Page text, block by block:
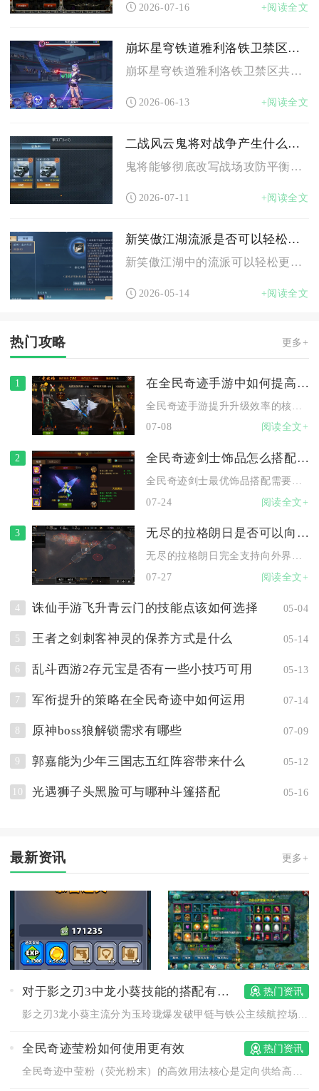
2026-07-16 +阅读全文
崩坏星穹铁道雅利洛铁卫禁区宝箱位置
崩坏星穹铁道雅利洛铁卫禁区共有11个宝箱，包含9个普通宝箱与...
2026-06-13 +阅读全文
二战风云鬼将对战争产生什么影响
鬼将能够彻底改写战场攻防平衡，重塑全阶段战争节奏，同时改变资...
2026-07-11 +阅读全文
新笑傲江湖流派是否可以轻松更换
新笑傲江湖中的流派可以轻松更换，门槛低、操作便捷，仅需满足等...
2026-05-14 +阅读全文
热门攻略 更多+
1 在全民奇迹手游中如何提高升级的效率
07-08
阅读全文+
2 全民奇迹剑士饰品怎么搭配才会更好
07-24
阅读全文+
3 无尽的拉格朗日是否可以向外界请求援助
07-27
阅读全文+
4 诛仙手游飞升青云门的技能点该如何选择 05-04
5 王者之剑刺客神灵的保养方式是什么 05-14
6 乱斗西游2存元宝是否有一些小技巧可用 05-13
7 军衔提升的策略在全民奇迹中如何运用 07-14
8 原神boss狼解锁需求有哪些 07-09
9 郭嘉能为少年三国志五红阵容带来什么 05-12
10 光遇狮子头黑脸可与哪种斗篷搭配 05-16
最新资讯 更多+
对于影之刃3中龙小葵技能的搭配有什么建议 热门资讯
全民奇迹莹粉如何使用更有效 热门资讯